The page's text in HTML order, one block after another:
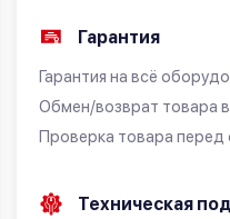
Гарантия
Гарантия на всё
Обмен/возврат товара
Проверка товара перед
Техническая